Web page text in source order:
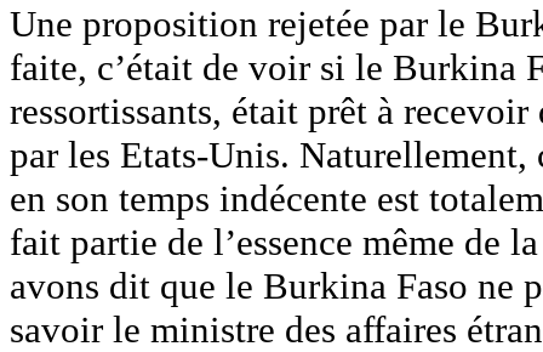
Une proposition rejetée par le
faite, c’était de voir si le Burkina
ressortissants, était prêt à recevoir
par les Etats-Unis.
en son temps indécente est
fait partie de l’essence même de
avons dit que le Burkina Faso ne
savoir le ministre des affaires